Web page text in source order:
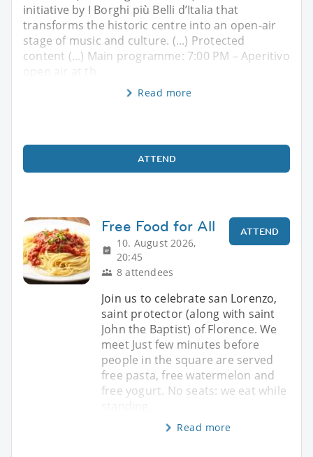
initiative by I Borghi più Belli d’Italia that
transforms the historic centre into an open-air
stage of music and culture. (...) Protected
content (...) Main programme: 7:00 PM – Aperitivo
Read more
ATTEND
Free Food for All
10. August 2026,
20:45
8 attendees
ATTEND
Join us to celebrate san Lorenzo,
saint protector (along with saint
John the Baptist) of Florence. We
meet Just few minutes before
people in the square are served
free pasta, free watermelon and
free yogurt. No seats: we eat while
Read more